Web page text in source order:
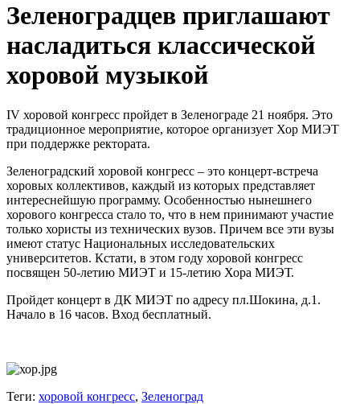
Зеленоградцев приглашают
насладиться классической
хоровой музыкой
IV хоровой конгресс пройдет в Зеленограде 21 ноября. Это
традиционное мероприятие, которое организует Хор МИЭТ
при поддержке ректората.
Зеленоградский хоровой конгресс – это концерт-встреча
хоровых коллективов, каждый из которых представляет
интереснейшую программу. Особенностью нынешнего
хорового конгресса стало то, что в нем принимают участие
только хористы из технических вузов. Причем все эти вузы
имеют статус Национальных исследовательских
университетов. Кстати, в этом году хоровой конгресс
посвящен 50-летию МИЭТ и 15-летию Хора МИЭТ.
Пройдет концерт в ДК МИЭТ по адресу пл.Шокина, д.1.
Начало в 16 часов. Вход бесплатный.
Теги: хоровой конгресс, Зеленоград